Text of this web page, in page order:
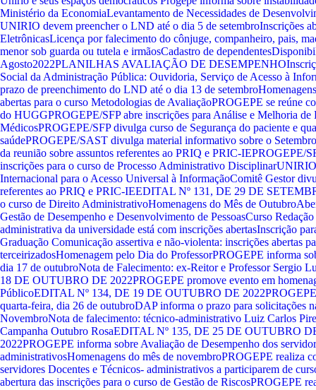
Ministério da EconomiaLevantamento de Necessidades de
UNIRIO devem preencher o LND até o dia 5 de setembroInscrições
EletrônicasLicença por falecimento do cônjuge, companheiro, pais,
menor sob guarda ou tutela e irmãosCadastro de dependentes
Agosto2022PLANILHAS AVALIAÇÃO DE DESEMPENHO
Social da Administração Pública: Ouvidoria, Serviço de Acesso à
prazo de preenchimento do LND até o dia 13 de setembro
abertas para o curso Metodologias de AvaliaçãoPROGEPE se reúne
do HUGGPROGEPE/SFP abre inscrições para Análise e Melhoria de
MédicosPROGEPE/SFP divulga curso de Segurança do paciente e
saúdePROGEPE/SAST divulga material informativo sobre o
da reunião sobre assuntos referentes ao PRIQ e PRIC-IEPROGEPE/
inscrições para o curso de Processo Administrativo DisciplinarUNIRIO
Internacional para o Acesso Universal à InformaçãoComitê Gestor
referentes ao PRIQ e PRIC-IEEDITAL Nº 131, DE 29 DE
o curso de Direito AdministrativoHomenagens do Mês de Outubro
Gestão de Desempenho e Desenvolvimento de PessoasCurso
administrativa da universidade está com inscrições abertasInscrição
Graduação Comunicação assertiva e não-violenta: inscrições abertas
terceirizadosHomenagem pelo Dia do ProfessorPROGEPE informa
dia 17 de outubroNota de Falecimento: ex-Reitor e Professor Sergio
18 DE OUTUBRO DE 2022PROGEPE promove evento em
PúblicoEDITAL Nº 134, DE 19 DE OUTUBRO DE 2022
quarta-feira, dia 26 de outubroDAP informa o prazo para solicitações
NovembroNota de falecimento: técnico-administrativo Luiz Carlos
Campanha Outubro RosaEDITAL Nº 135, DE 25 DE OUTUBRO
2022PROGEPE informa sobre Avaliação de Desempenho dos
administrativosHomenagens do mês de novembroPROGEPE realiza
servidores Docentes e Técnicos- administrativos a participarem de
abertura das inscrições para o curso de Gestão de RiscosPROGEPE